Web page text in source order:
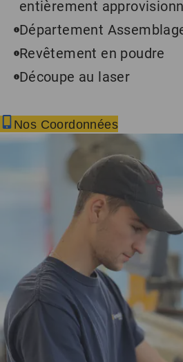
entièrement
Département
Revêtement en poudre
Découpe au laser
Nos Coordonnées